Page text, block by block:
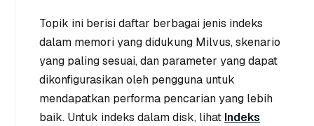
Topik ini berisi daftar berbagai jenis indeks
dalam memori yang didukung Milvus, skenario
yang paling sesuai, dan parameter yang dapat
dikonfigurasikan oleh pengguna untuk
mendapatkan performa pencarian yang lebih
baik. Untuk indeks dalam disk, lihat Indeks